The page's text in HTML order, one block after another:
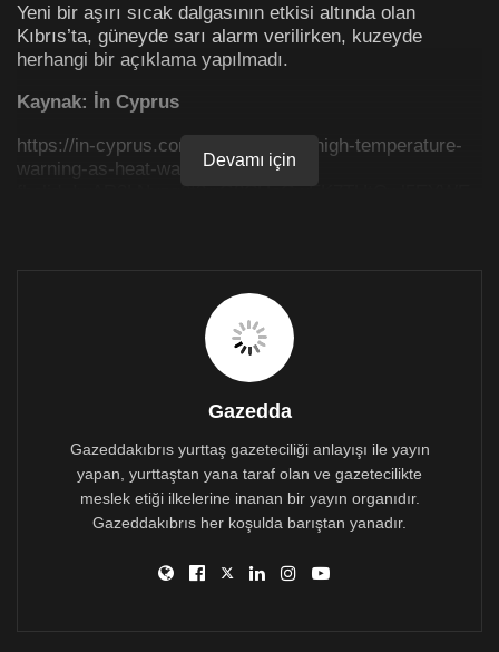
Yeni bir aşırı sıcak dalgasının etkisi altında olan
Kıbrıs’ta, güneyde sarı alarm verilirken, kuzeyde
herhangi bir açıklama yapılmadı.
Kaynak: İn Cyprus
https://in-cyprus.com/new-extreme-high-temperature-
warning-as-heat-wave-continues/?
Devamı için
Gazedda
Gazeddakıbrıs yurttaş gazeteciliği anlayışı ile yayın
yapan, yurttaştan yana taraf olan ve gazetecilikte
meslek etiği ilkelerine inanan bir yayın organıdır.
Gazeddakıbrıs her koşulda barıştan yanadır.